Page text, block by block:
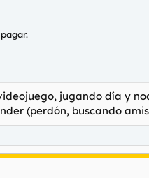
jugando día y
(perdón, buscando